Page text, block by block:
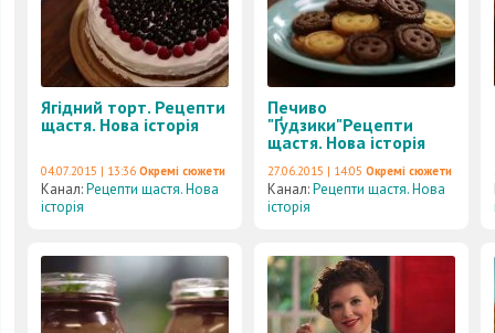
Ягідний торт. Рецепти
щастя. Нова історія
04.07.2015 | 13:36 Окремі сюжети
Канал:Рецепти щастя. Нова
історія
Печиво
"Ґудзики"Рецепти
щастя. Нова історія
27.06.2015 | 14:05 Окремі сюжети
Канал:Рецепти щастя. Нова
історія